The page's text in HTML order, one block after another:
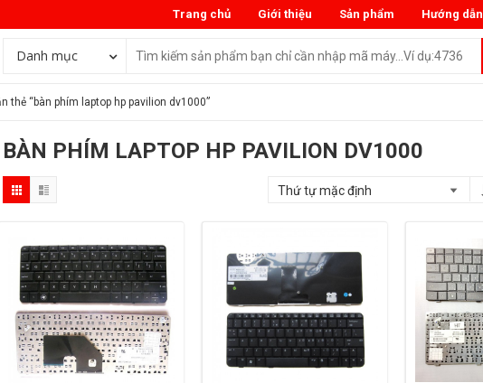
Hướng dẫn
Sản phẩm
Giới thiệu
Trang chủ
Danh mục
thẻ “bàn phím laptop hp pavilion dv1000”
BÀN PHÍM LAPTOP HP PAVILION DV1000